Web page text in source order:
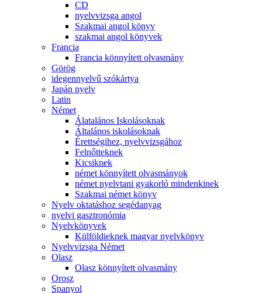
CD
nyelvvizsga angol
Szakmai angol könyv
szakmai angol könyvek
Francia
Francia könnyített olvasmány
Görög
idegennyelvű szókártya
Japán nyelv
Latin
Német
Álatalános Iskolásoknak
Általános iskolásoknak
Érettségihez, nyelvvizsgához
Felnőtteknek
Kicsiknek
német könnyített olvasmányok
német nyelvtani gyakorló mindenkinek
Szakmai német könyv
Nyelv oktatáshoz segédanyag
nyelvi gasztronómia
Nyelvkönyvek
Külföldieknek magyar nyelvkönyv
Nyelvvizsga Német
Olasz
Olasz könnyített olvasmány
Orosz
Spanyol